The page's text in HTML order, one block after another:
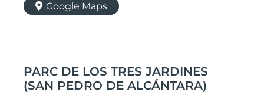
Google Maps
PARC DE LOS TRES JARDINES
(SAN PEDRO DE ALCÁNTARA)